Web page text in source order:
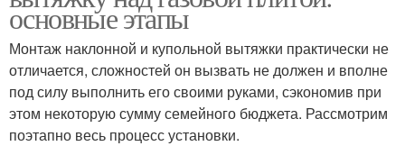
основные этапы
Монтаж наклонной и купольной вытяжки практически не
отличается, сложностей он вызвать не должен и вполне
под силу выполнить его своими руками, сэкономив при
этом некоторую сумму семейного бюджета. Рассмотрим
поэтапно весь процесс установки.